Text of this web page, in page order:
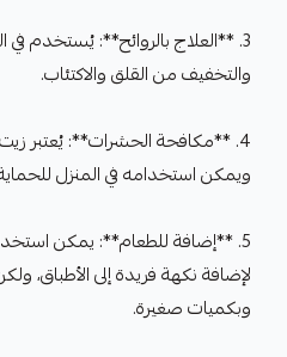
3. **العلاج بالروائح**: يُستخدم في
والتخفيف من القلق والاكتئاب.
4. **مكافحة الحشرات**: يُعتبر
ويمكن استخدامه في المنزل
5. **إضافة للطعام**: يمكن
لإضافة نكهة فريدة إلى الأطباق،
وبكميات صغيرة.